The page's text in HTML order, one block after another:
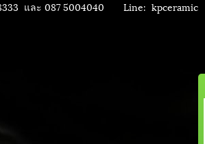
และ 087 5004040 Line: kpceramic